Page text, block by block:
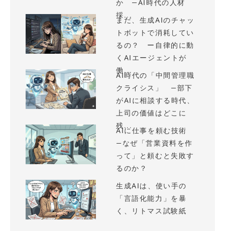
か —AI時代の人材
採...
まだ、生成AIのチャッ
トボットで消耗してい
るの？ ー自律的に動
くAIエージェントが
働...
AI時代の「中間管理職
クライシス」 —部下
がAIに相談する時代、
上司の価値はどこに
残...
AIに仕事を頼む技術
—なぜ「営業資料を作
って」と頼むと失敗す
るのか？
生成AIは、使い手の
「言語化能力」を暴
く、リトマス試験紙